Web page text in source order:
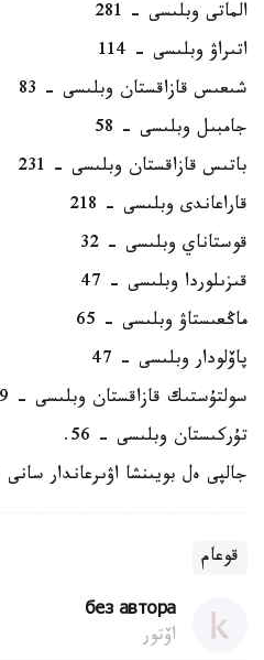
الماتى وبلىسى – 281
اتىراۋ وبلىسى – 114
شىعىس قازاقستان وبلىسى – 83
جامبىل وبلىسى – 58
باتىس قازاقستان وبلىسى – 231
قاراعاندى وبلىسى – 218
قوستاناي وبلىسى – 32
قىزىلوردا وبلىسى – 47
ماڭعىستاۋ وبلىسى – 65
پاۆلودار وبلىسى – 47
سولتۇستىك قازاقستان وبلىسى – 29
تۇركىستان وبلىسى - 56.
جالپى ەل بويىنشا اۋىرعاندار سانى 294946.
قوعام
без автора
اۆتور